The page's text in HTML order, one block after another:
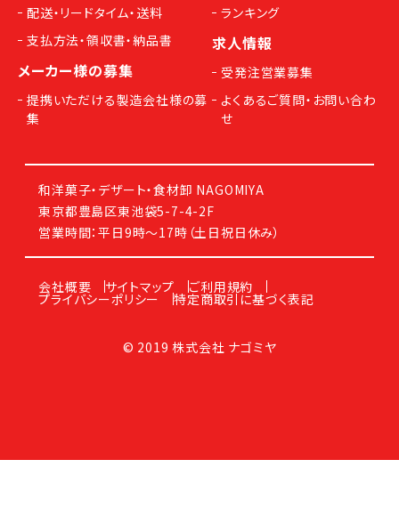
配送・リードタイム・送料
支払方法・領収書・納品書
メーカー様の募集
提携いただける製造会社様の募
集
ランキング
求人情報
受発注営業募集
よくあるご質問・お問い合わ
せ
和洋菓子・デザート・食材卸 NAGOMIYA
東京都豊島区東池袋5-7-4-2F
営業時間：平日9時～17時（土日祝日休み）
会社概要 サイトマップ ご利用規約
プライバシーポリシー 特定商取引に基づく表記
© 2019 株式会社 ナゴミヤ